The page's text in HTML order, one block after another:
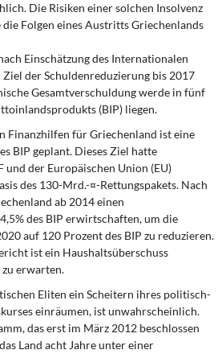
Die Risiken einer solchen Insolvenz
Folgen eines Austritts Griechenlands
Einschätzung des Internationalen
der Schuldenreduzierung bis 2017
Gesamtverschuldung werde in fünf
(BIP) liegen.
Finanzhilfen für Griechenland ist eine
BIP geplant. Dieses Ziel hatte
der Europäischen Union (EU)
des 130-Mrd.-¤-Rettungspakets. Nach
ab 2014 einen
des BIP erwirtschaften, um die
auf 120 Prozent des BIP zu reduzieren.
ist ein Haushaltsüberschuss
erwarten.
Eliten ein Scheitern ihres politisch-
einräumen, ist unwahrscheinlich.
das erst im März 2012 beschlossen
Land acht Jahre unter einer